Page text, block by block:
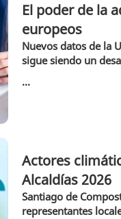
El poder de la
europeos
Nuevos datos de la
sigue siendo un
...
Actores
Alcaldías 2026
Santiago de
representantes